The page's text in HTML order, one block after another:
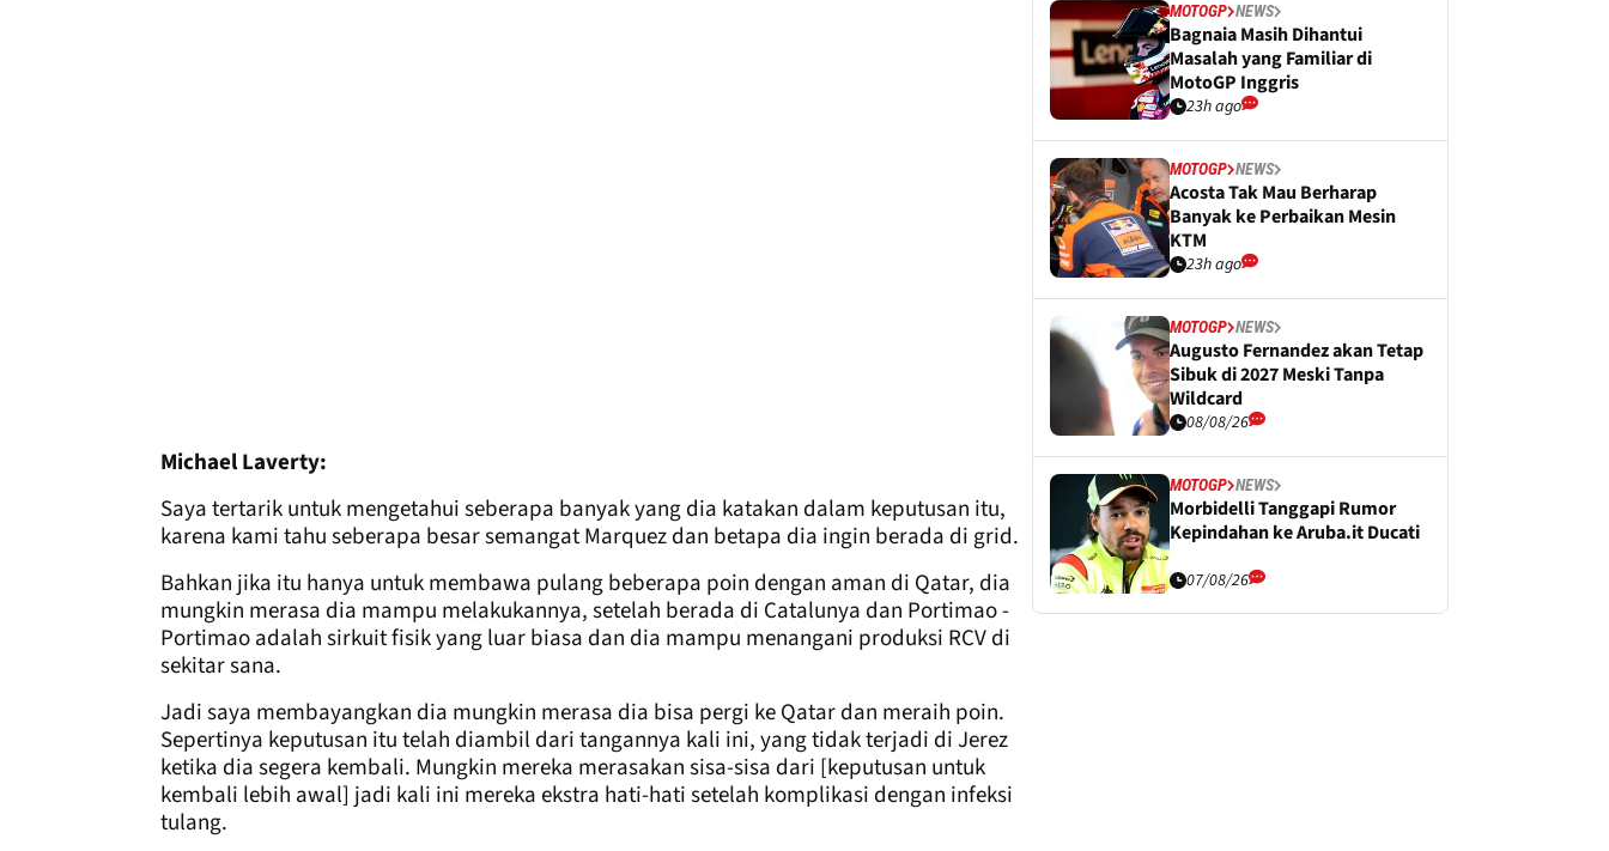
Michael Laverty:
Saya tertarik untuk mengetahui seberapa banyak yang dia katakan dalam keputusan itu,
karena kami tahu seberapa besar semangat Marquez dan betapa dia ingin berada di grid.
Bahkan jika itu hanya untuk membawa pulang beberapa poin dengan aman di Qatar, dia
mungkin merasa dia mampu melakukannya, setelah berada di Catalunya dan Portimao -
Portimao adalah sirkuit fisik yang luar biasa dan dia mampu menangani produksi RCV di
sekitar sana.
Jadi saya membayangkan dia mungkin merasa dia bisa pergi ke Qatar dan meraih poin.
Sepertinya keputusan itu telah diambil dari tangannya kali ini, yang tidak terjadi di Jerez
ketika dia segera kembali. Mungkin mereka merasakan sisa-sisa dari [keputusan untuk
kembali lebih awal] jadi kali ini mereka ekstra hati-hati setelah komplikasi dengan infeksi
tulang.
MOTOGP NEWS
Bagnaia Masih Dihantui
Masalah yang Familiar di
MotoGP Inggris
23h ago
MOTOGP NEWS
Acosta Tak Mau Berharap
Banyak ke Perbaikan Mesin
KTM
23h ago
MOTOGP NEWS
Augusto Fernandez akan Tetap
Sibuk di 2027 Meski Tanpa
Wildcard
08/08/26
MOTOGP NEWS
Morbidelli Tanggapi Rumor
Kepindahan ke Aruba.it Ducati
07/08/26